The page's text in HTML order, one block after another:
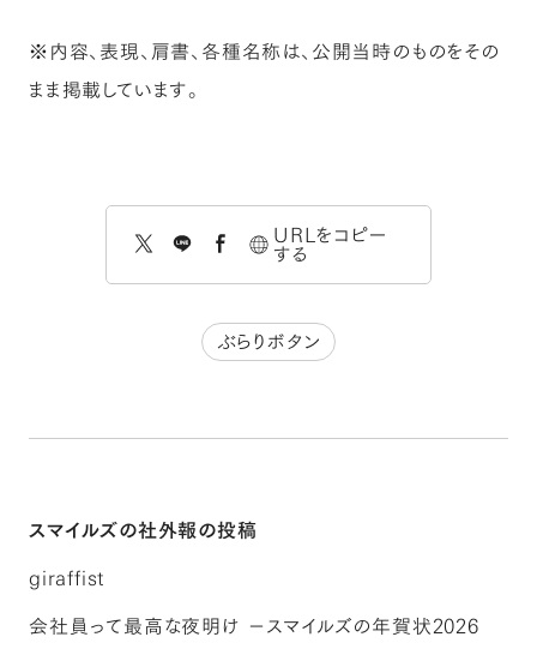
※内容、表現、肩書、各種名称は、公開当時のものをその
まま掲載しています。
URLをコピー
する
ぶらりボタン
スマイルズの社外報の投稿
giraffist
会社員って最高な夜明け －スマイルズの年賀状2026